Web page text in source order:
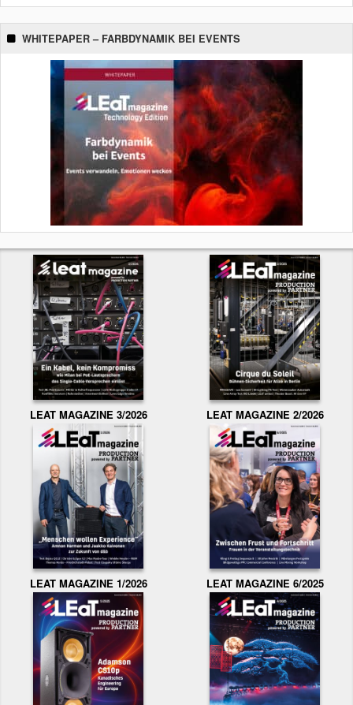
WHITEPAPER – FARBDYNAMIK BEI EVENTS
LEAT MAGAZINE 3/2026 LEAT MAGAZINE 2/2026
LEAT MAGAZINE 1/2026 LEAT MAGAZINE 6/2025